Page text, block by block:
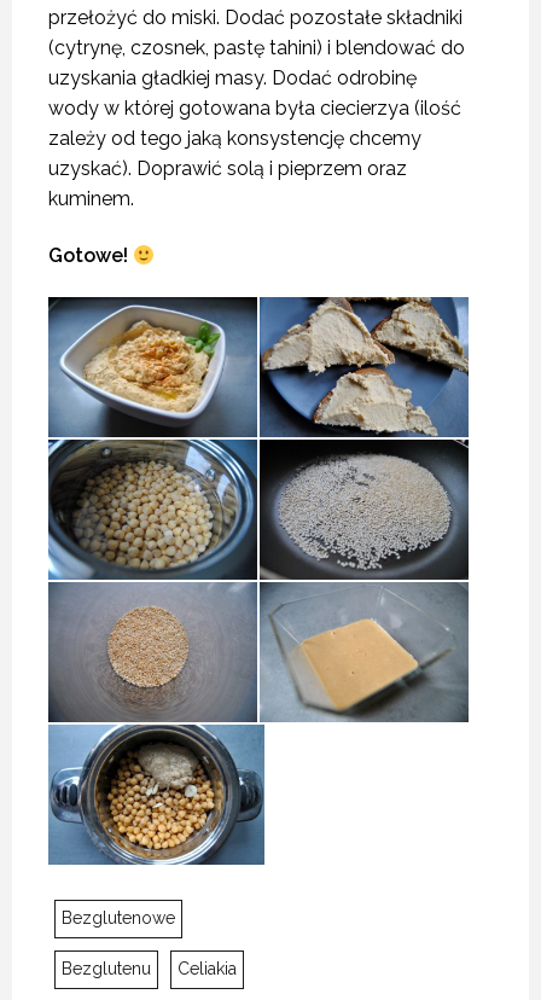
przełożyć do miski. Dodać pozostałe składniki
(cytrynę, czosnek, pastę tahini) i blendować do
uzyskania gładkiej masy. Dodać odrobinę
wody w której gotowana była ciecierzya (ilość
zależy od tego jaką konsystencję chcemy
uzyskać). Doprawić solą i pieprzem oraz
kuminem.
Gotowe!
Bezglutenowe
Bezglutenu Celiakia